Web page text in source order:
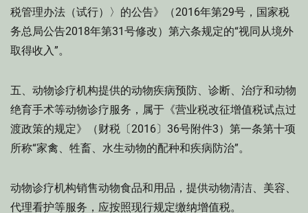
税管理办法（试行）〉的公告》（2016年第29号，国家税
务总局公告2018年第31号修改）第六条规定的“视同从境外
取得收入”。
五、动物诊疗机构提供的动物疾病预防、诊断、治疗和动物
绝育手术等动物诊疗服务，属于《营业税改征增值税试点过
渡政策的规定》（财税〔2016〕36号附件3）第一条第十项
所称“家禽、牲畜、水生动物的配种和疾病防治”。
动物诊疗机构销售动物食品和用品，提供动物清洁、美容、
代理看护等服务，应按照现行规定缴纳增值税。